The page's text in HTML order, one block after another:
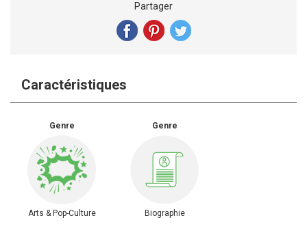
Partager
Caractéristiques
Genre
Arts & Pop-Culture
Genre
Biographie